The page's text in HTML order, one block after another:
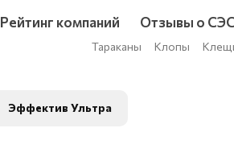
Рейтинг компаний Отзывы о СЭС
Тараканы Клопы
Эффектив Ультра